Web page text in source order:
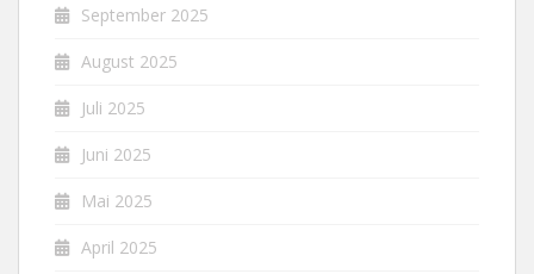
September 2025
August 2025
Juli 2025
Juni 2025
Mai 2025
April 2025